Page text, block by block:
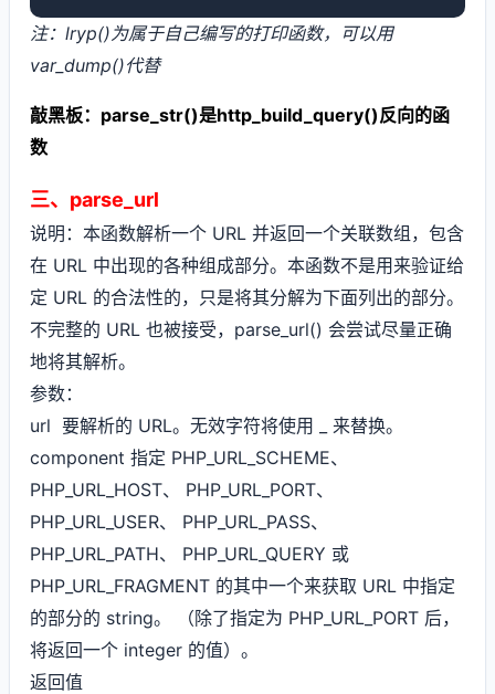
注：lryp()为属于自己编写的打印函数，可以用
var_dump()代替
敲黑板：parse_str()是http_build_query()反向的函
数
三、parse_url
说明：本函数解析一个 URL 并返回一个关联数组，包含
在 URL 中出现的各种组成部分。本函数不是用来验证给
定 URL 的合法性的，只是将其分解为下面列出的部分。
不完整的 URL 也被接受，parse_url() 会尝试尽量正确
地将其解析。
参数：
url 要解析的 URL。无效字符将使用 _ 来替换。
component 指定 PHP_URL_SCHEME、
PHP_URL_HOST、 PHP_URL_PORT、
PHP_URL_USER、 PHP_URL_PASS、
PHP_URL_PATH、 PHP_URL_QUERY 或
PHP_URL_FRAGMENT 的其中一个来获取 URL 中指定
的部分的 string。 （除了指定为 PHP_URL_PORT 后，
将返回一个 integer 的值）。
返回值